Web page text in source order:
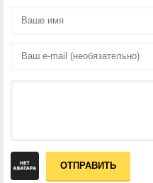
ОТПРАВИТЬ